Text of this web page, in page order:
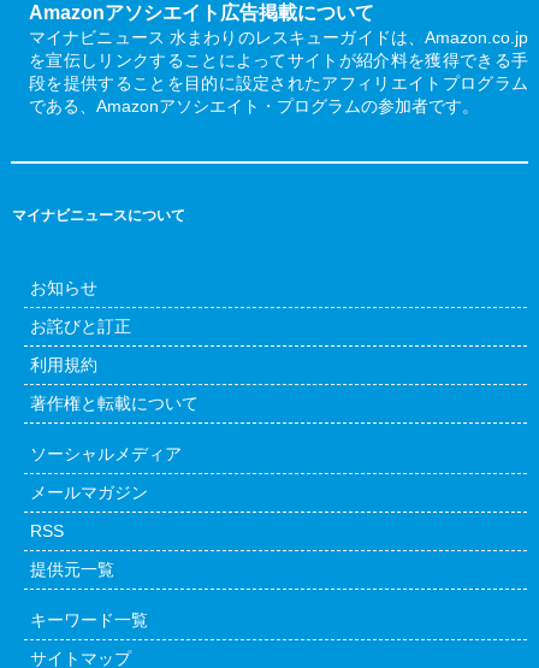
Amazonアソシエイト広告掲載について
マイナビニュース 水まわりのレスキューガイドは、Amazon.co.jp
を宣伝しリンクすることによってサイトが紹介料を獲得できる手
段を提供することを目的に設定されたアフィリエイトプログラム
である、Amazonアソシエイト・プログラムの参加者です。
マイナビニュースについて
お知らせ
お詫びと訂正
利用規約
著作権と転載について
ソーシャルメディア
メールマガジン
RSS
提供元一覧
キーワード一覧
サイトマップ